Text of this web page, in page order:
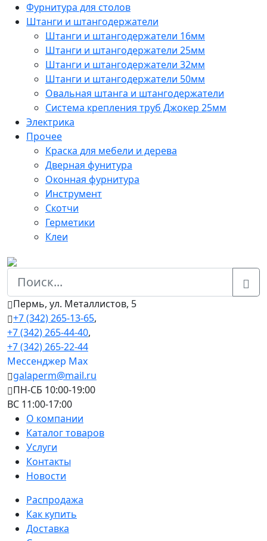
Фурнитура для столов
Штанги и штангодержатели
Штанги и штангодержатели 16мм
Штанги и штангодержатели 25мм
Штанги и штангодержатели 32мм
Штанги и штангодержатели 50мм
Овальная штанга и штангодержатели
Система крепления труб Джокер 25мм
Электрика
Прочее
Краска для мебели и дерева
Дверная фунитура
Оконная фурнитура
Инструмент
Скотчи
Герметики
Клеи
Пермь, ул. Металлистов, 5
+7 (342) 265-13-65,
+7 (342) 265-44-40,
+7 (342) 265-22-44
Мессенджер Мах
galaperm@mail.ru
ПН-СБ 10:00-19:00
ВС 11:00-17:00
О компании
Каталог товаров
Услуги
Контакты
Новости
Распродажа
Как купить
Доставка